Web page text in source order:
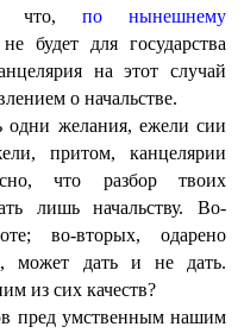
что, по нынешнему
будет для государства
на этот случай
о начальстве.
одни желания, ежели сии
притом, канцелярии
что разбор твоих
лишь начальству. Во-
во-вторых, одарено
может дать и не дать.
из сих качеств?
пред умственным нашим